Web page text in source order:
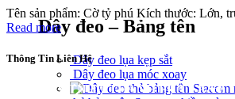
Dây đeo – Bảng tên
Dây đeo lụa kẹp sắt
Dây đeo lụa móc xoay
Tên sản phẩm: Cờ tỷ phú Kích thước: Lớn,
Read more
Thông Tin Liên Hệ
CÔNG TY TNHH THÀNH PHÁT A&B